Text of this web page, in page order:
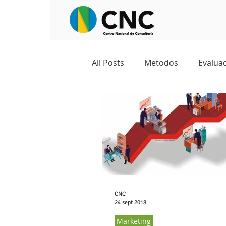
All Posts Metodos
Observatorios sociales
Predicciones y tendencias
Marketing
CNC
24 sept 2018